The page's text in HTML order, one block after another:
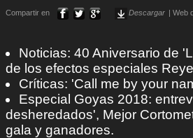
Compartir en Descargar Web
Noticias: 40 Aniversario de
de los efectos especiales
Críticas: 'Call me by your
Especial Goyas 2018:
desheredados', Mejor
gala y ganadores.